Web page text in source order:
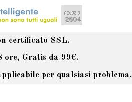
certificato SSL.
ore, Gratis da 99€.
per qualsiasi problema.